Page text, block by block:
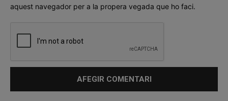
aquest navegador per a la propera vegada que ho faci.